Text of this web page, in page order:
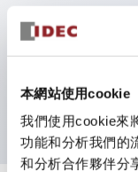
本網站使用cookie
我們使用cookie來
功能和分析我們的
和分析合作夥伴分
面板深度
接點塊）。可實
防護結構